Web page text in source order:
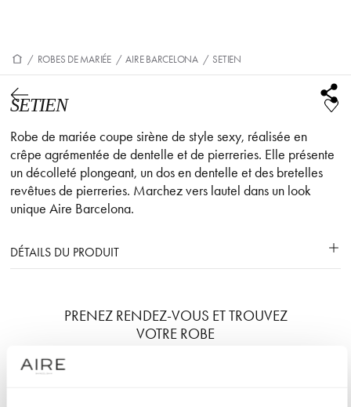
/ ROBES DE MARIÉE / AIRE BARCELONA / SETIEN
SETIEN
Robe de mariée coupe sirène de style sexy, réalisée en
crêpe agrémentée de dentelle et de pierreries. Elle présente
un décolleté plongeant, un dos en dentelle et des bretelles
revêtues de pierreries. Marchez vers lautel dans un look
unique Aire Barcelona.
DÉTAILS DU PRODUIT
PRENEZ RENDEZ-VOUS ET TROUVEZ
VOTRE ROBE